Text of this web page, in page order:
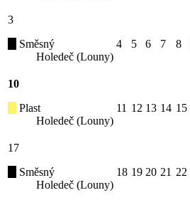
3
Směsný
Holedeč (Louny)
4 5 6 7 8
10
Plast
Holedeč (Louny)
11 12 13 14 15
17
Směsný
Holedeč (Louny)
18 19 20 21 22